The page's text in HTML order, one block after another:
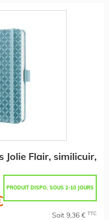
Jolie Flair, similicuir,
PRODUIT DISPO. SOUS 2-10 JOURS
Soit 9,36 € TTC